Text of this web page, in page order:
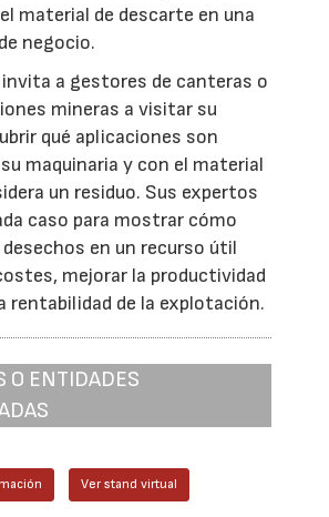
material de descarte en una
negocio.
invita a gestores de canteras o
mineras a visitar su
qué aplicaciones son
maquinaria y con el material
un residuo. Sus expertos
caso para mostrar cómo
en un recurso útil
mejorar la productividad
rentabilidad de la explotación.
O ENTIDADES
Ver stand virtual